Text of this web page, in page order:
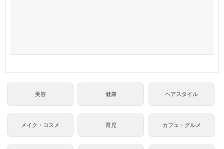
美容 健康 ヘアスタイル
メイク・コスメ 育児 カフェ・グルメ